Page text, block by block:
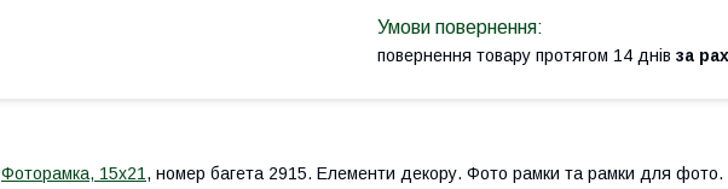
повернення товару протягом 14 днів за
Фоторамка, 15х21 , номер багета 2915. Елементи декору. Фото рамки та рамки для